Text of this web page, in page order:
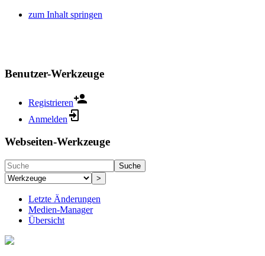
zum Inhalt springen
Benutzer-Werkzeuge
Registrieren
Anmelden
Webseiten-Werkzeuge
Suche
>
Letzte Änderungen
Medien-Manager
Übersicht